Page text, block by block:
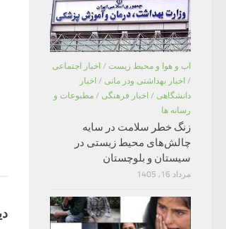
اب و هوا و محیط زیست / اخبار اجتماعی
/ اخبار بهداشتی ودر مانی / اخبار
دانشگاهی / اخبار فرهنگی / مطبوعات و
رسانه ها
زنگ خطر سلامت در سایه
چالش‌های محیط زیستی در
سیستان و بلوچستان
مرداد 16, 1405